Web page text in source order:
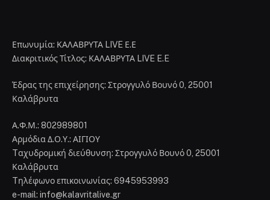
Επωνυμία: ΚΑΛΑΒΡΥΤΑ LIVE Ε.Ε
Διακριτικός Τίτλος: ΚΑΛΑΒΡΥΤΑ LIVE E.E
Έδρας της επιχείρησης: Στρογγυλό Βουνό 0, 25001
Καλάβρυτα
Α.Φ.Μ.: 802989801
Αρμόδια Δ.Ο.Υ.: ΑΙΓΙΟΥ
Tαχυδρομική διεύθυνση: Στρογγυλό Βουνό 0, 25001
Καλάβρυτα
Tηλέφωνο επικοινωνίας: 6945953993
e-mail: info@kalavritalive.gr